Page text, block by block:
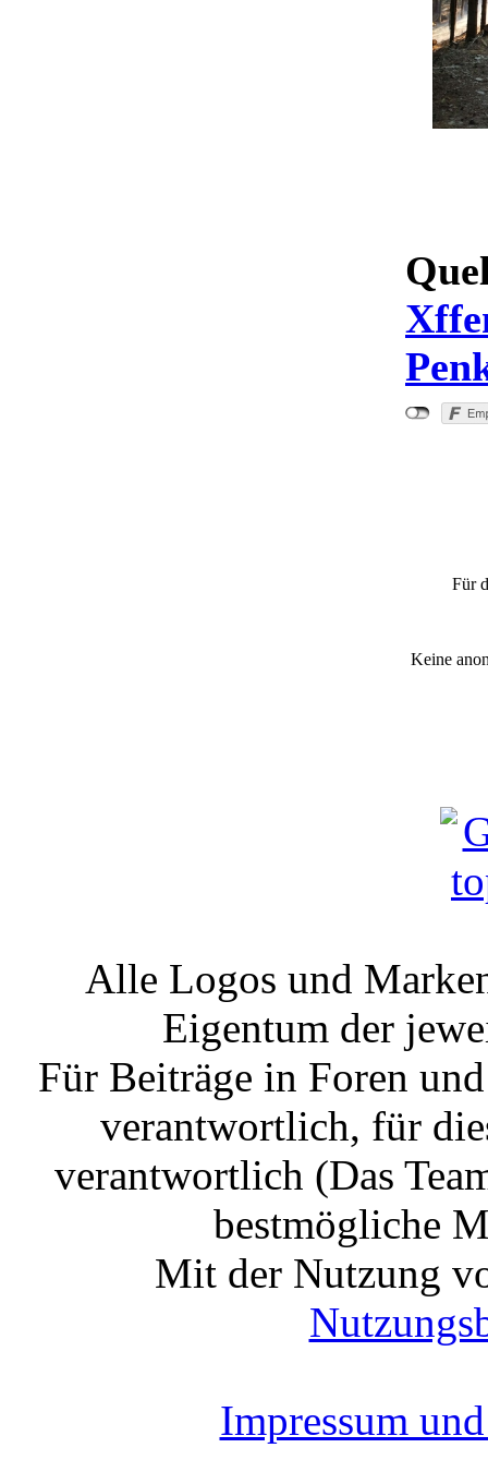
Für
Keine
Alle Logos und
Eigentum der
Für Beiträge in Foren
verantwortlich, für
verantwortlich (Das
bestmögliche
Mit der Nutzung
Impressum